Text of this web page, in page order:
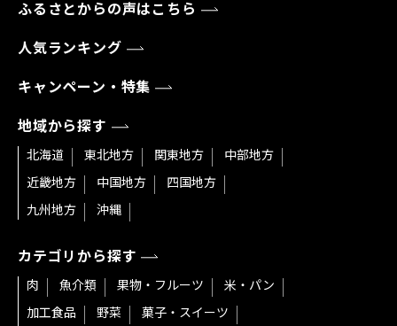
ふるさとからの声はこちら
人気ランキング
キャンペーン・特集
地域から探す
北海道 東北地方 関東地方
中部地方
近畿地方
中国地方
四国地方
九州地方
沖縄
カテゴリから探す
肉 魚介類 果物・フルーツ
米・パン
加工食品
野菜
菓子・スイーツ